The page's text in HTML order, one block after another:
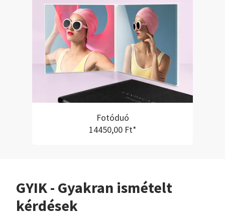
Fotóduó
14450,00 Ft*
GYIK - Gyakran ismételt
kérdések